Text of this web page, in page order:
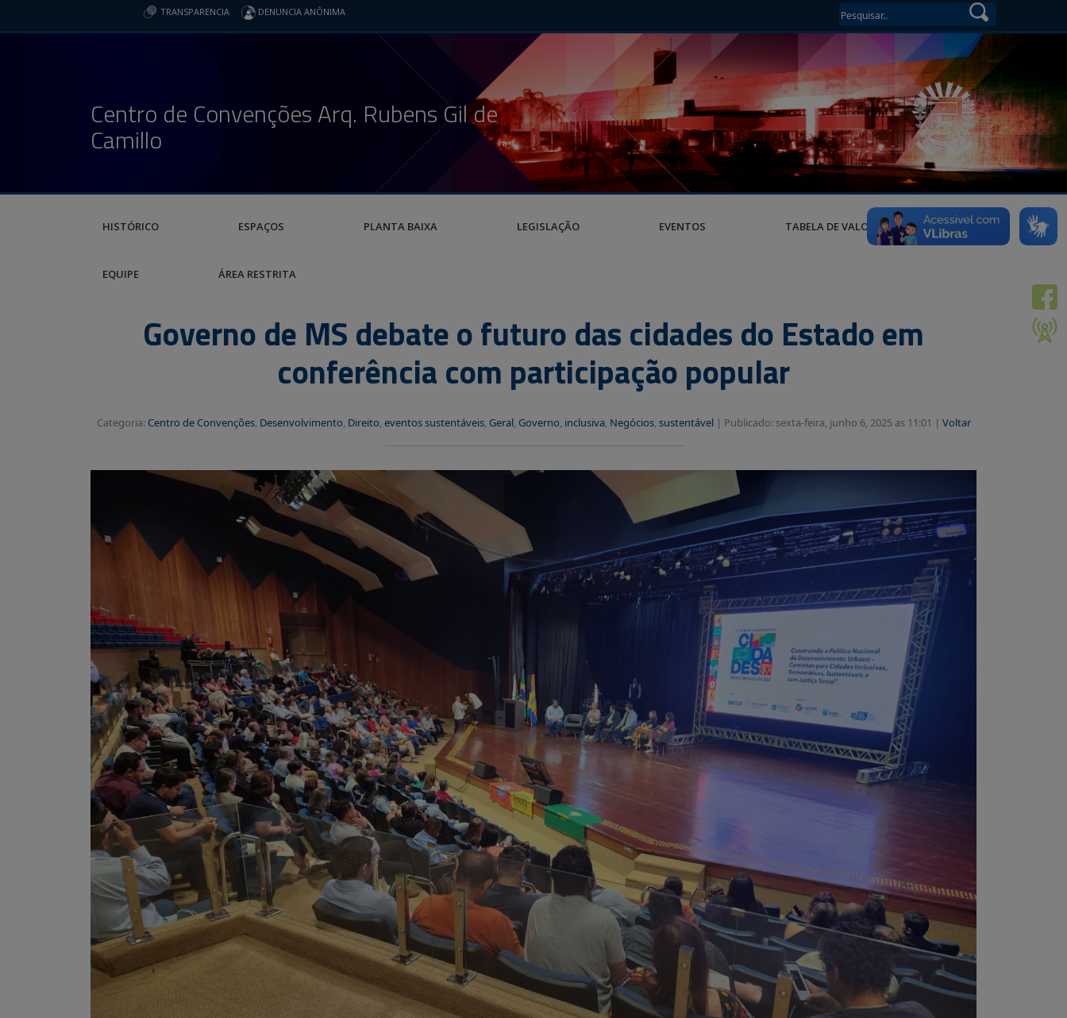
TRANSPARENCIA DENUNCIA ANÔNIMA
Centro de Convenções Arq. Rubens Gil de
Camillo
HISTÓRICO ESPAÇOS PLANTA BAIXA LEGISLAÇÃO EVENTOS TABELA DE VALORES
EQUIPE ÁREA RESTRITA
Governo de MS debate o futuro das cidades do Estado em
conferência com participação popular
Categoria: Centro de Convenções, Desenvolvimento, Direito, eventos sustentáveis, Geral, Governo, inclusiva, Negócios, sustentável| Publicado: sexta-feira, junho 6, 2025 as 11:01 | Voltar